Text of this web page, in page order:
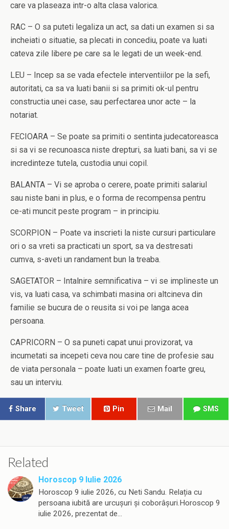
care va plaseaza intr-o alta clasa valorica.
RAC – O sa puteti legaliza un act, sa dati un examen si sa
incheiati o situatie, sa plecati in concediu, poate va luati
cateva zile libere pe care sa le legati de un week-end.
LEU – Incep sa se vada efectele interventiilor pe la sefi,
autoritati, ca sa va luati banii si sa primiti ok-ul pentru
constructia unei case, sau perfectarea unor acte – la
notariat.
FECIOARA – Se poate sa primiti o sentinta judecatoreasca
si sa vi se recunoasca niste drepturi, sa luati bani, sa vi se
incredinteze tutela, custodia unui copil.
BALANTA – Vi se aproba o cerere, poate primiti salariul
sau niste bani in plus, e o forma de recompensa pentru
ce-ati muncit peste program – in principiu.
SCORPION – Poate va inscrieti la niste cursuri particulare
ori o sa vreti sa practicati un sport, sa va destresati
cumva, s-aveti un randament bun la treaba.
SAGETATOR – Intalnire semnificativa – vi se implineste un
vis, va luati casa, va schimbati masina ori altcineva din
familie se bucura de o reusita si voi pe langa acea
persoana.
CAPRICORN – O sa puneti capat unui provizorat, va
incumetati sa incepeti ceva nou care tine de profesie sau
de viata personala – poate luati un examen foarte greu,
sau un interviu.
Share Tweet Pin Mail SMS
Related
Horoscop 9 Iulie 2026
Horoscop 9 iulie 2026, cu Neti Sandu. Relația cu
persoana iubită are urcușuri și coborâșuri.Horoscop 9
iulie 2026, prezentat de…